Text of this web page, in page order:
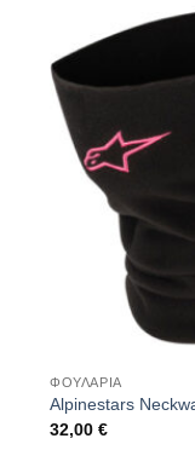
ΦΟΥΛΑΡΙΑ
Alpinestars
32,00€